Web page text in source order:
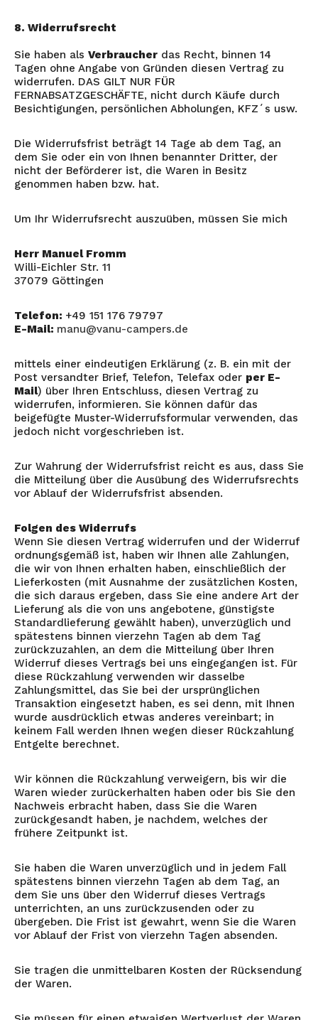
8. Widerrufsrecht
Sie haben als Verbraucher das Recht, binnen 14
Tagen ohne Angabe von Gründen diesen Vertrag zu
widerrufen. DAS GILT NUR FÜR
FERNABSATZGESCHÄFTE, nicht durch Käufe durch
Besichtigungen, persönlichen Abholungen, KFZ´s usw.
Die Widerrufsfrist beträgt 14 Tage ab dem Tag, an
dem Sie oder ein von Ihnen benannter Dritter, der
nicht der Beförderer ist, die Waren in Besitz
genommen haben bzw. hat.
Um Ihr Widerrufsrecht auszuüben, müssen Sie mich
Herr Manuel Fromm
Willi-Eichler Str. 11
37079 Göttingen
Telefon: +49 151 176 79797
E-Mail: manu@vanu-campers.de
mittels einer eindeutigen Erklärung (z. B. ein mit der
Post versandter Brief, Telefon, Telefax oder per E-
Mail) über Ihren Entschluss, diesen Vertrag zu
widerrufen, informieren. Sie können dafür das
beigefügte Muster-Widerrufsformular verwenden, das
jedoch nicht vorgeschrieben ist.
Zur Wahrung der Widerrufsfrist reicht es aus, dass Sie
die Mitteilung über die Ausübung des Widerrufsrechts
vor Ablauf der Widerrufsfrist absenden.
Folgen des Widerrufs
Wenn Sie diesen Vertrag widerrufen und der Widerruf
ordnungsgemäß ist, haben wir Ihnen alle Zahlungen,
die wir von Ihnen erhalten haben, einschließlich der
Lieferkosten (mit Ausnahme der zusätzlichen Kosten,
die sich daraus ergeben, dass Sie eine andere Art der
Lieferung als die von uns angebotene, günstigste
Standardlieferung gewählt haben), unverzüglich und
spätestens binnen vierzehn Tagen ab dem Tag
zurückzuzahlen, an dem die Mitteilung über Ihren
Widerruf dieses Vertrags bei uns eingegangen ist. Für
diese Rückzahlung verwenden wir dasselbe
Zahlungsmittel, das Sie bei der ursprünglichen
Transaktion eingesetzt haben, es sei denn, mit Ihnen
wurde ausdrücklich etwas anderes vereinbart; in
keinem Fall werden Ihnen wegen dieser Rückzahlung
Entgelte berechnet.
Wir können die Rückzahlung verweigern, bis wir die
Waren wieder zurückerhalten haben oder bis Sie den
Nachweis erbracht haben, dass Sie die Waren
zurückgesandt haben, je nachdem, welches der
frühere Zeitpunkt ist.
Sie haben die Waren unverzüglich und in jedem Fall
spätestens binnen vierzehn Tagen ab dem Tag, an
dem Sie uns über den Widerruf dieses Vertrags
unterrichten, an uns zurückzusenden oder zu
übergeben. Die Frist ist gewahrt, wenn Sie die Waren
vor Ablauf der Frist von vierzehn Tagen absenden.
Sie tragen die unmittelbaren Kosten der Rücksendung
der Waren.